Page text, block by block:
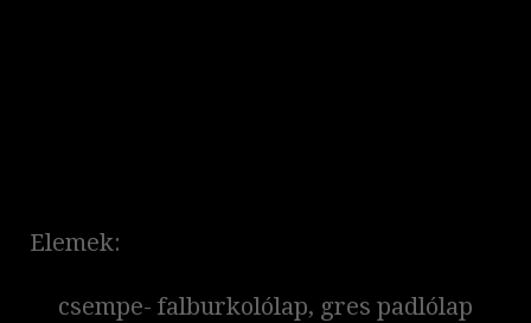
Elemek:
csempe- falburkolólap, gres padlólap